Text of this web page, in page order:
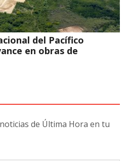
del Pacífico
en obras de
de Última Hora en tu